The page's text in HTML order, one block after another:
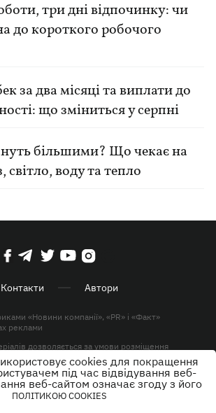
три дні відпочинку: чи
до короткого робочого
за два місяці та виплати до
що зміниться у серпні
більшими? Що чекає на
світло, воду та тепло
Контакти Автори
«Новини компанії», «PR» і «Факт»
реклами
дозволяється за умови розміщення
на KP.UA в першому абзаці.
2026. Всі права захищені.
cookies для покращення
під час відвідування веб-
веб-сайтом означає згоду з його
ПОЛІТИКОЮ COOKIES